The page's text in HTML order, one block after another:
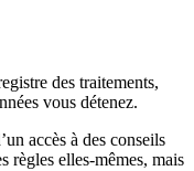
des traitements,
vous détenez.
accès à des conseils
règles elles-mêmes, mais